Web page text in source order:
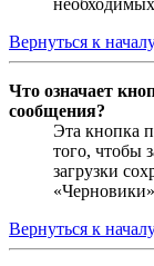
Вернуться к
Что означает
сообщения?
Эта кнопка
того, чтобы
загрузки
Вернуться к